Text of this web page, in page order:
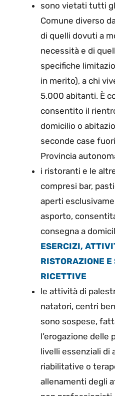
sono vietati tutti
Comune diverso
di quelli dovuti a
necessità e di
specifiche
in merito), a chi
5.000 abitanti. È
consentito il
domicilio o
seconde case
Provincia
i ristoranti e le
compresi bar,
aperti
asporto,
consegna a
ESERCIZI,
RISTORAZIONE E
RICETTIVE
le attività di
natatori, centri
sono sospese,
l’erogazione
livelli essenziali di
riabilitative o
allenamenti degli